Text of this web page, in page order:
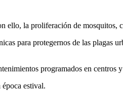
ello, la proliferación de mosquitos,
para protegernos de las plagas
programados en centros
estival.